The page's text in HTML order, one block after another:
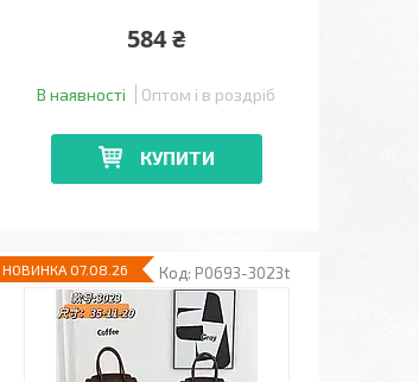
584 ₴
В наявності Оптом і в роздріб
КУПИТИ
P0693-3023t
НОВИНКА 07.08.26